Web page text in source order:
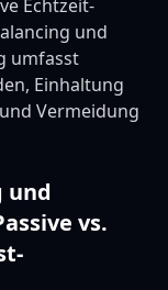
Echtzeit-
und
umfasst
Einhaltung
Vermeidung
und
vs.